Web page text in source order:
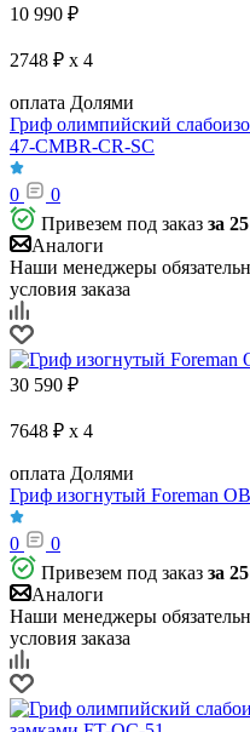
10 990 ₽
2748 ₽ x 4
оплата Долями
Гриф олимпийский
47-CMBR-CR-SC
0
0
Привезем под заказ за
Аналоги
Наши менеджеры
условия заказа
30 590 ₽
7648 ₽ x 4
оплата Долями
Гриф изогнутый Foreman
0
0
Привезем под заказ за
Аналоги
Наши менеджеры
условия заказа